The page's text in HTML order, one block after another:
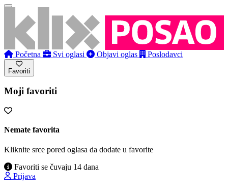
Početna Svi oglasi Objavi oglas Poslodavci
Favoriti
Moji favoriti
Nemate favorita
Kliknite srce pored oglasa da dodate u favorite
Favoriti se čuvaju 14 dana
Prijava